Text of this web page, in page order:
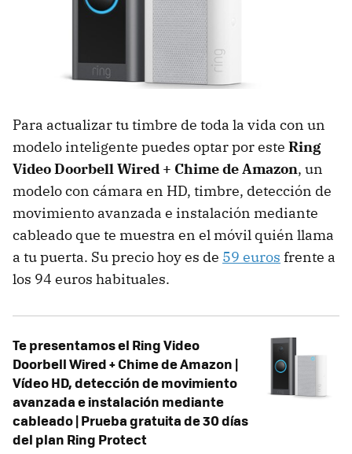
Para actualizar tu timbre de toda la vida con un
modelo inteligente puedes optar por este Ring
Video Doorbell Wired + Chime de Amazon, un
modelo con cámara en HD, timbre, detección de
movimiento avanzada e instalación mediante
cableado que te muestra en el móvil quién llama
a tu puerta. Su precio hoy es de 59 euros frente a
los 94 euros habituales.
Te presentamos el Ring Video
Doorbell Wired + Chime de Amazon |
Vídeo HD, detección de movimiento
avanzada e instalación mediante
cableado | Prueba gratuita de 30 días
del plan Ring Protect